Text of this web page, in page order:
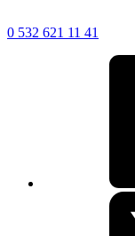
0 532 621 11 41